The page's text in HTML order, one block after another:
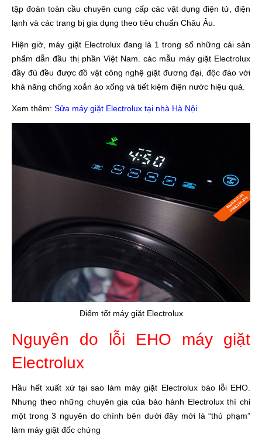
tập đoàn toàn cầu chuyên cung cấp các vật dụng điện tử, điện
lạnh và các trang bị gia dụng theo tiêu chuẩn Châu Âu.
Hiện giờ, máy giặt Electrolux đang là 1 trong số những cái sản
phẩm dẫn đầu thị phần Việt Nam. các mẫu máy giặt Electrolux
đầy đủ đều được đồ vật công nghệ giặt đương đại, độc đáo với
khả năng chống xoắn áo xống và tiết kiệm điện nước hiệu quả.
Xem thêm: Sửa máy giặt Electrolux tại nhà Hà Nội
Điểm tốt máy giặt Electrolux
Nguyên do lỗi EHO máy giặt
Electrolux
Hầu hết xuất xứ tại sao làm máy giặt Electrolux báo lỗi EHO.
Nhưng theo những chuyên gia của bảo hành Electrolux thì chỉ
một trong 3 nguyên do chính bên dưới đây mới là “thủ phạm”
làm máy giặt đốc chứng